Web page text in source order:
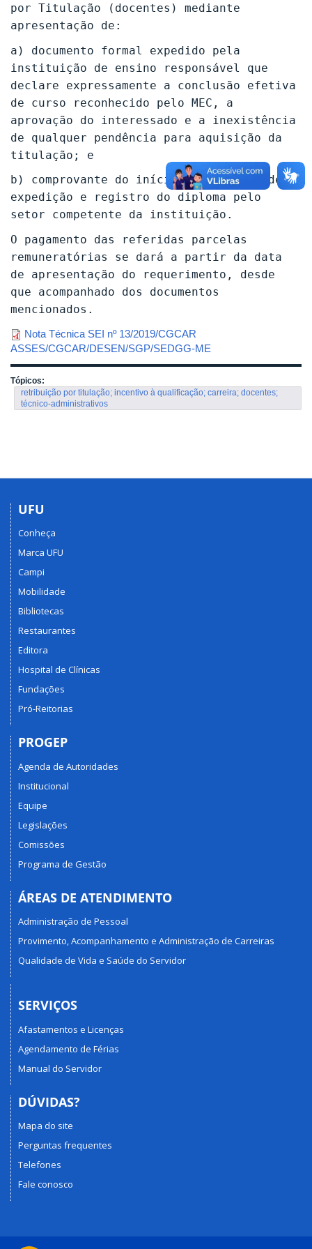
por Titulação (docentes) mediante
apresentação de:
a) documento formal expedido pela
instituição de ensino responsável que
declare expressamente a conclusão efetiva
de curso reconhecido pelo MEC, a
aprovação do interessado e a inexistência
de qualquer pendência para aquisição da
titulação; e
b) comprovante do início do processo de
expedição e registro do diploma pelo
setor competente da instituição.
O pagamento das referidas parcelas
remuneratórias se dará a partir da data
de apresentação do requerimento, desde
que acompanhado dos documentos
mencionados.
Nota Técnica SEI nº 13/2019/CGCAR
ASSES/CGCAR/DESEN/SGP/SEDGG-ME
Tópicos:
retribuição por titulação; incentivo à qualificação; carreira; docentes;
técnico-administrativos
UFU
Conheça
Marca UFU
Campi
Mobilidade
Bibliotecas
Restaurantes
Editora
Hospital de Clínicas
Fundações
Pró-Reitorias
PROGEP
Agenda de Autoridades
Institucional
Equipe
Legislações
Comissões
Programa de Gestão
ÁREAS DE ATENDIMENTO
Administração de Pessoal
Provimento, Acompanhamento e Administração de Carreiras
Qualidade de Vida e Saúde do Servidor
SERVIÇOS
Afastamentos e Licenças
Agendamento de Férias
Manual do Servidor
DÚVIDAS?
Mapa do site
Perguntas frequentes
Telefones
Fale conosco